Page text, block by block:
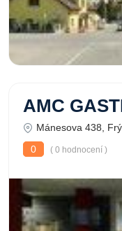
AMC
Mánesova 438,
0
( 0 hodnocení )